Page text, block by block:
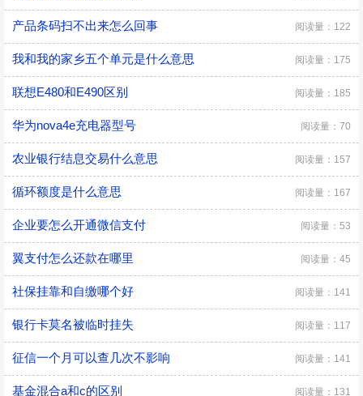
产品条码扫不出来怎么回事 阅读量：122
我和我的家乡五个单元是什么意思 阅读量：175
联想E480和E490区别 阅读量：185
华为nova4e充电器型号 阅读量：70
农业银行结息交易什么意思 阅读量：157
循环额度是什么意思 阅读量：167
企业要怎么开通微信支付 阅读量：53
翼支付怎么还款在哪里 阅读量：45
社保挂靠和自缴哪个好 阅读量：141
银行卡莫名被临时挂失 阅读量：117
征信一个月可以查几次不影响 阅读量：141
基金混合a和c的区别 阅读量：131